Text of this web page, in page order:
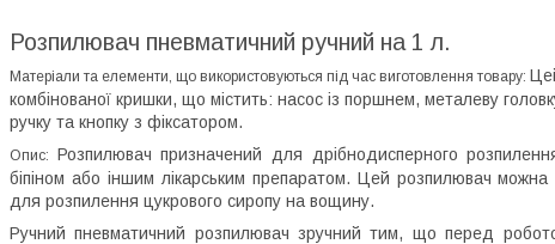
Розпилювач пневматичний ручний на 1 л.
Матеріали та елементи, що використовуються під час виготовлення товару:
комбінованої кришки, що містить: насос із поршнем, металеву
ручку та кнопку з фіксатором.
Опис: Розпилювач призначений для дрібнодисперного
біпіном або іншим лікарським препаратом. Цей розпилювач
для розпилення цукрового сиропу на вощину.
Ручний пневматичний розпилювач зручний тим, що перед